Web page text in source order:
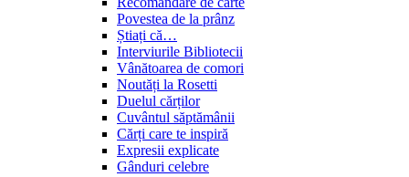
Povestea de la prânz
Știați că…
Interviurile Bibliotecii
Vânătoarea de comori
Noutăți la Rosetti
Duelul cărților
Cuvântul săptămânii
Cărți care te inspiră
Expresii explicate
Gânduri celebre